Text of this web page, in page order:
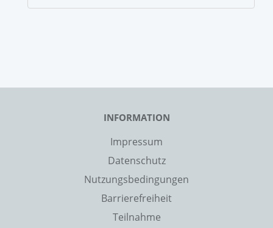
INFORMATION
Impressum
Datenschutz
Nutzungsbedingungen
Barrierefreiheit
Teilnahme